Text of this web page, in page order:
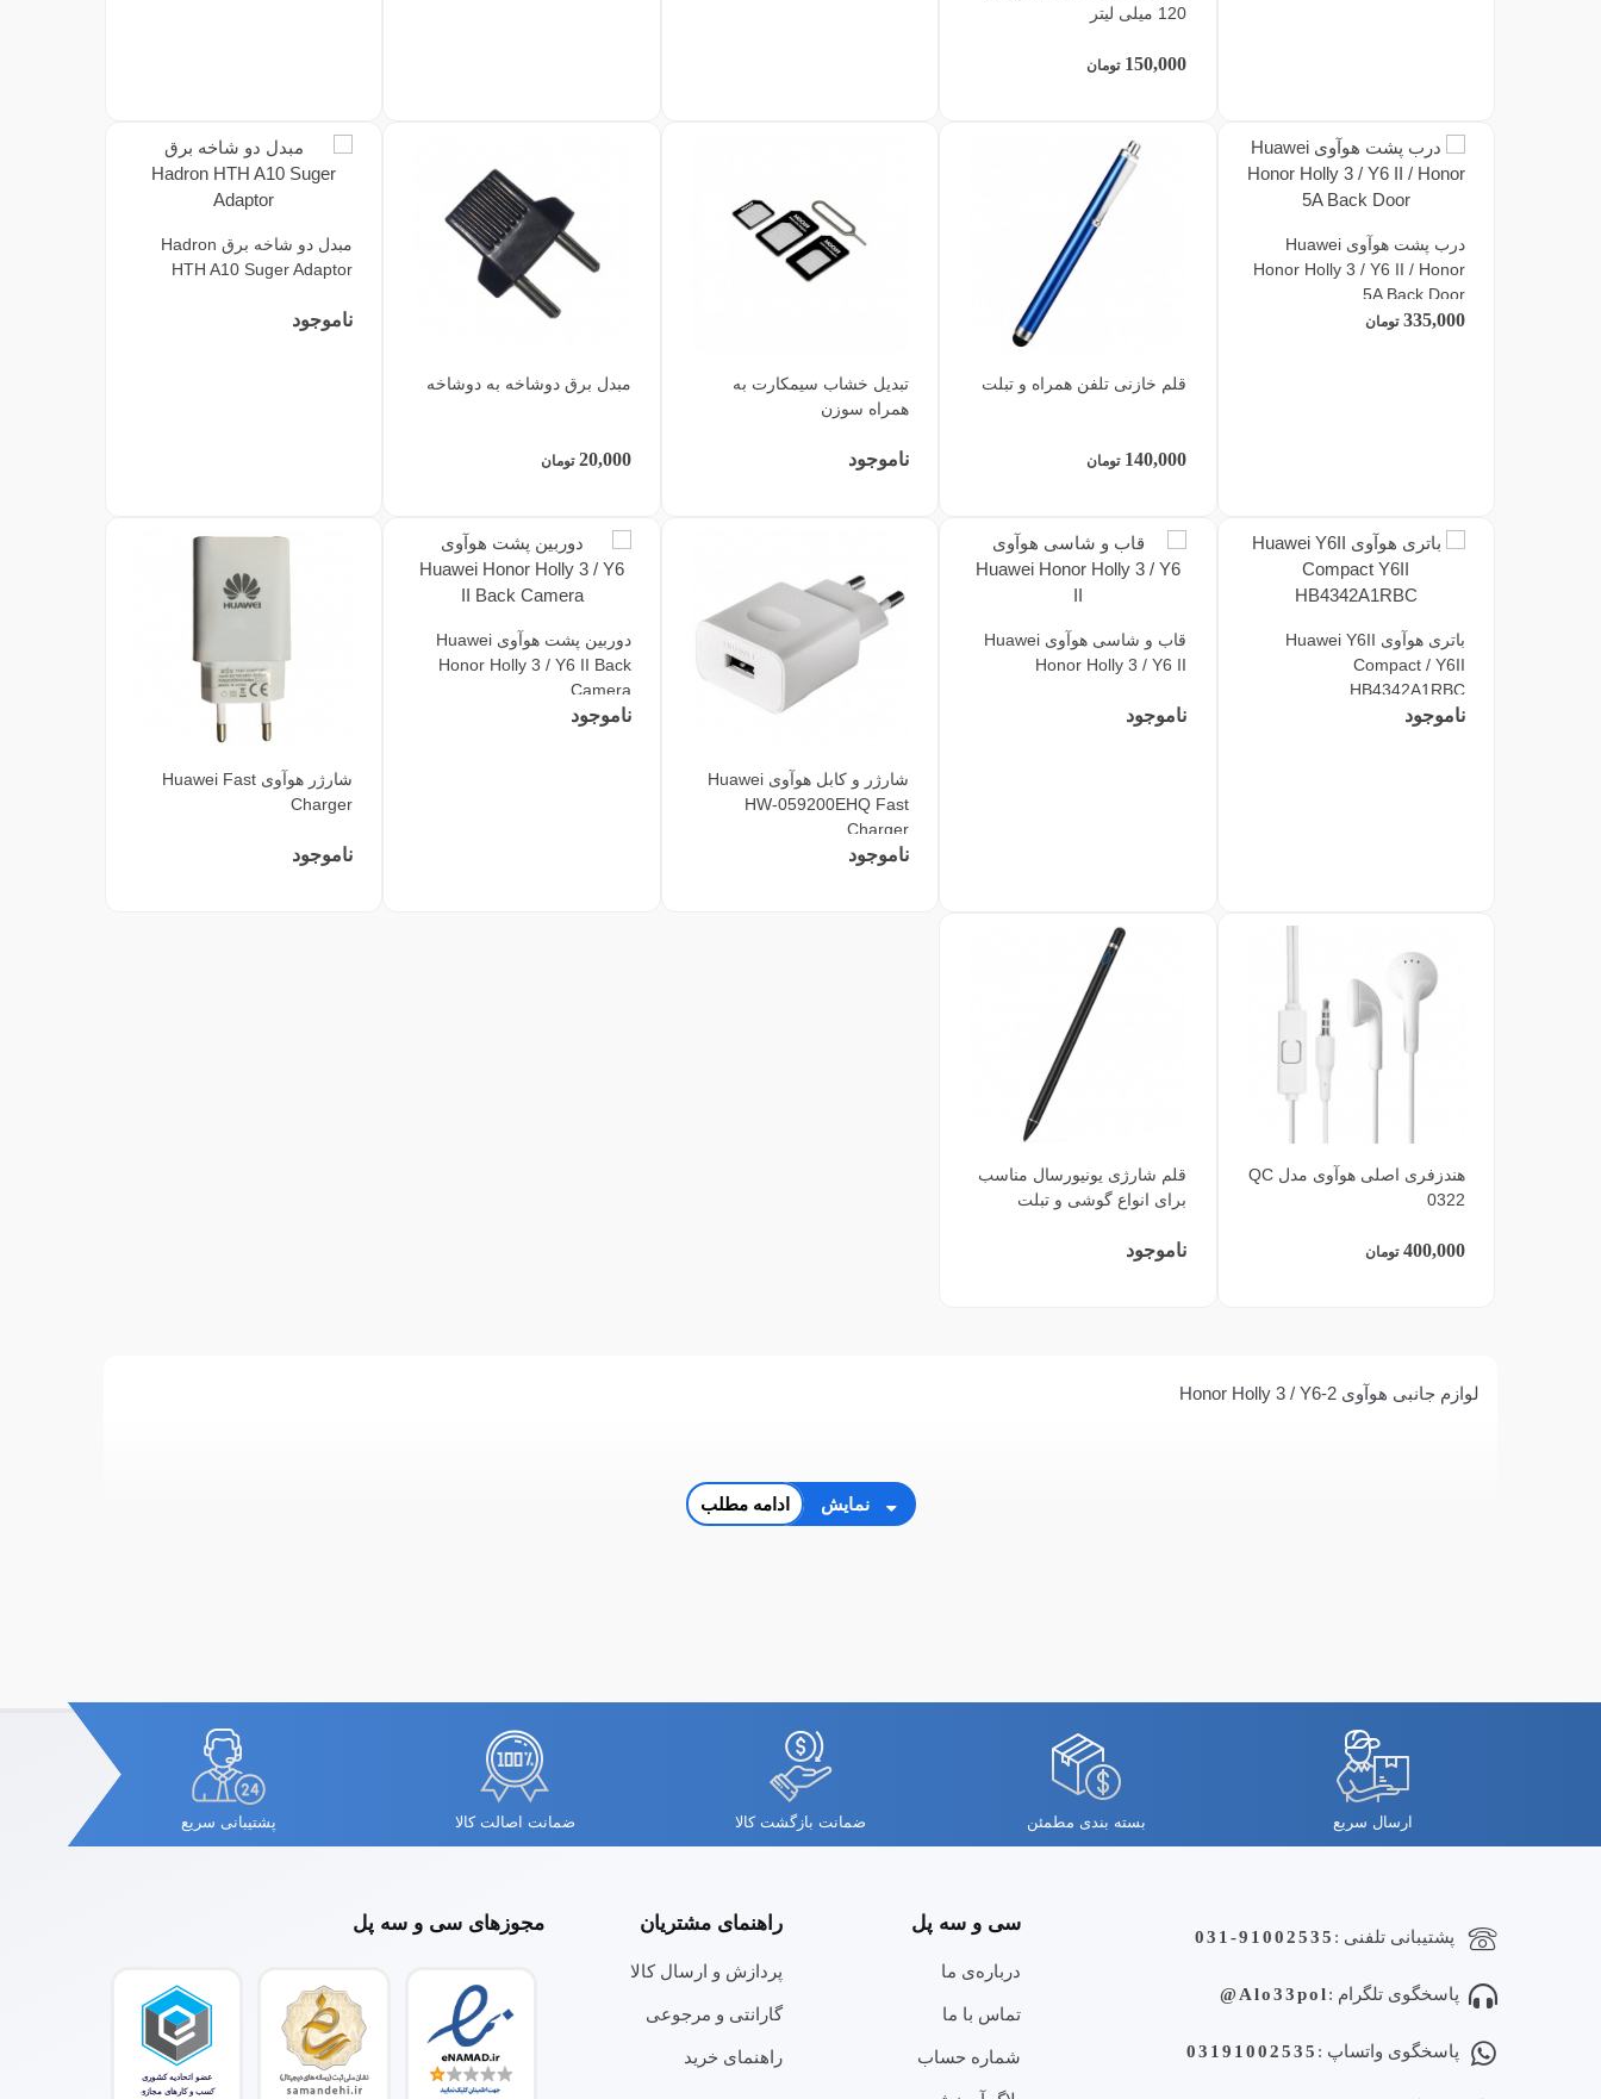
120 میلی لیتر
150,000 تومان
درب پشت هوآوی Huawei
Honor Holly 3 / Y6 II / Honor
5A Back Door
335,000 تومان
قلم خازنی تلفن همراه و تبلت
140,000 تومان
تبدیل خشاب سیمکارت به
همراه سوزن
ناموجود
مبدل برق دوشاخه به دوشاخه
20,000 تومان
مبدل دو شاخه برق Hadron
HTH A10 Suger Adaptor
ناموجود
باتری هوآوی Huawei Y6II
Compact / Y6II
HB4342A1RBC
ناموجود
قاب و شاسی هوآوی Huawei
Honor Holly 3 / Y6 II
ناموجود
شارژر و کابل هوآوی Huawei
HW-059200EHQ Fast
Charger
ناموجود
دوربین پشت هوآوی Huawei
Honor Holly 3 / Y6 II Back
Camera
ناموجود
شارژر هوآوی Huawei Fast
Charger
ناموجود
هندزفری اصلی هوآوی مدل QC
0322
400,000 تومان
قلم شارژی یونیورسال مناسب
برای انواع گوشی و تبلت
ناموجود
لوازم جانبی هوآوی Honor Holly 3 / Y6-2
نمایش ادامه مطلب
ارسال سریع بسته بندی مطمئن ضمانت بازگشت کالا ضمانت اصالت کالا پشتیبانی سریع
پشتیبانی تلفنی : 031-91002535
پاسخگوی تلگرام :Alo33pol@
پاسخگوی واتساپ : 03191002535
سی و سه پل
درباره‌ی ما
تماس با ما
شماره حساب
راهنمای مشتریان
پردازش و ارسال کالا
گارانتی و مرجوعی
راهنمای خرید
مجوزهای سی و سه پل